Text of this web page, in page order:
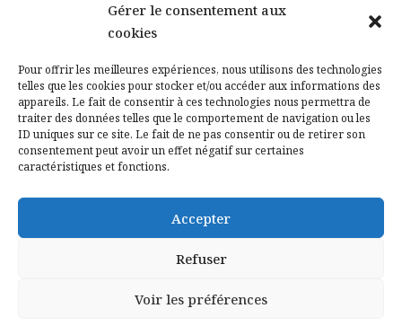
Gérer le consentement aux
cookies
Pour offrir les meilleures expériences, nous utilisons des technologies
telles que les cookies pour stocker et/ou accéder aux informations des
appareils. Le fait de consentir à ces technologies nous permettra de
traiter des données telles que le comportement de navigation ou les
ID uniques sur ce site. Le fait de ne pas consentir ou de retirer son
consentement peut avoir un effet négatif sur certaines
caractéristiques et fonctions.
Accepter
Refuser
Voir les préférences
Contactez-nous
Mentions légales
Politique de confidentialité